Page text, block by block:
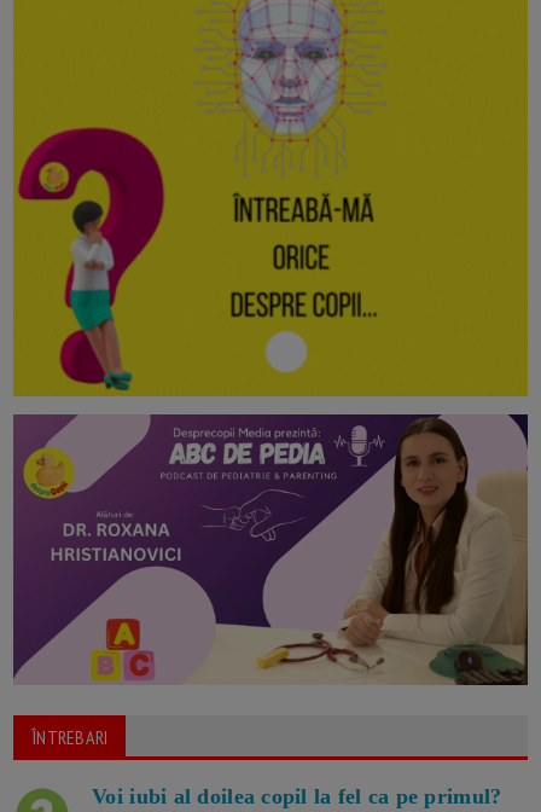
ÎNTREBARI
Voi iubi al doilea copil la fel ca pe primul?